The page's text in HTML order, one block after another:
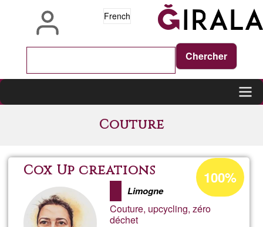
French
Couture
Cox Up creations
Limogne
Couture, upcycling, zéro
déchet
Pourcentage
d'acceptation
de
Ğ1
100%